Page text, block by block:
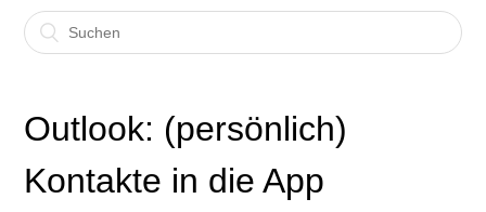
Outlook: (persönlich)
Kontakte in die App